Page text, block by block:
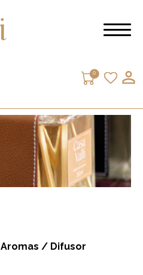
0
Aromas / Difusor